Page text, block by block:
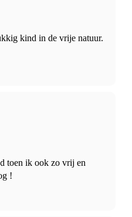
kind in de vrije natuur.
toen ik ook zo vrij en
!